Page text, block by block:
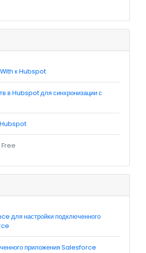
к Hubspot
в Hubspot для синхронизации с
Hubspot
для настройки подключенного
приложения Salesforce